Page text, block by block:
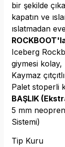
bir şekilde
kapatın ve
ıslatmadan
Iceberg
giymesi kolay,
Kaymaz
Palet stoperli
BAŞLIK
5 mm
Sistemi)
Tip Kuru